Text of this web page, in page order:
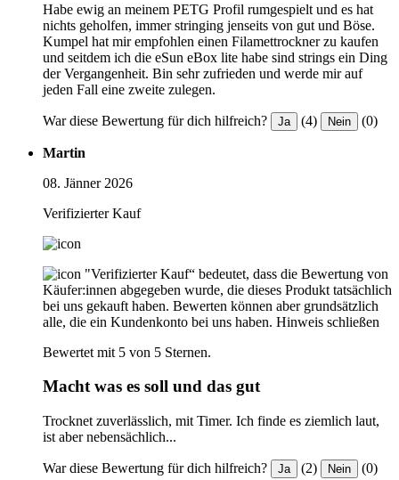
Habe ewig an meinem PETG Profil rumgespielt und es hat
nichts geholfen, immer stringing jenseits von gut und Böse.
Kumpel hat mir empfohlen einen Filamettrockner zu kaufen
und seitdem ich die eSun eBox lite habe sind strings ein Ding
der Vergangenheit. Bin sehr zufrieden und werde mir auf
jeden Fall eine zweite zulegen.
War diese Bewertung für dich hilfreich? Ja (4) Nein (0)
Martin
08. Jänner 2026
Verifizierter Kauf
"Verifizierter Kauf“ bedeutet, dass die Bewertung von
Käufer:innen abgegeben wurde, die dieses Produkt tatsächlich
bei uns gekauft haben. Bewerten können aber grundsätzlich
alle, die ein Kundenkonto bei uns haben. Hinweis schließen
Bewertet mit 5 von 5 Sternen.
Macht was es soll und das gut
Trocknet zuverlässlich, mit Timer. Ich finde es ziemlich laut,
ist aber nebensächlich...
War diese Bewertung für dich hilfreich? Ja (2) Nein (0)